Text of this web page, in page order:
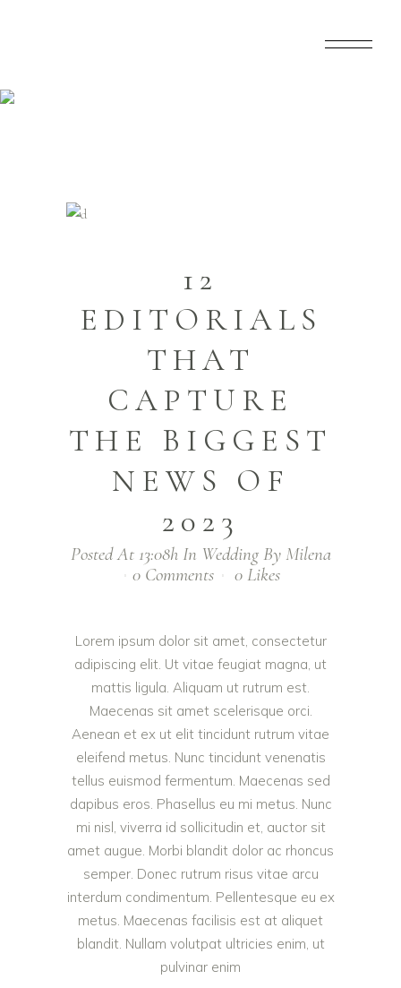
12
EDITORIALS
THAT
CAPTURE
THE BIGGEST
NEWS OF
2023
Posted At 13:08hIn Wedding By Milena
0 Comments
0 Likes
Lorem ipsum dolor sit amet, consectetur
adipiscing elit. Ut vitae feugiat magna, ut
mattis ligula. Aliquam ut rutrum est.
Maecenas sit amet scelerisque orci.
Aenean et ex ut elit tincidunt rutrum vitae
eleifend metus. Nunc tincidunt venenatis
tellus euismod fermentum. Maecenas sed
dapibus eros. Phasellus eu mi metus. Nunc
mi nisl, viverra id sollicitudin et, auctor sit
amet augue. Morbi blandit dolor ac rhoncus
semper. Donec rutrum risus vitae arcu
interdum condimentum. Pellentesque eu ex
metus. Maecenas facilisis est at aliquet
blandit. Nullam volutpat ultricies enim, ut
pulvinar enim